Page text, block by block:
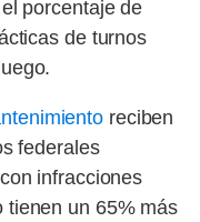
porcentaje de
de turnos
reciben
federales
infracciones
tienen un 65% más